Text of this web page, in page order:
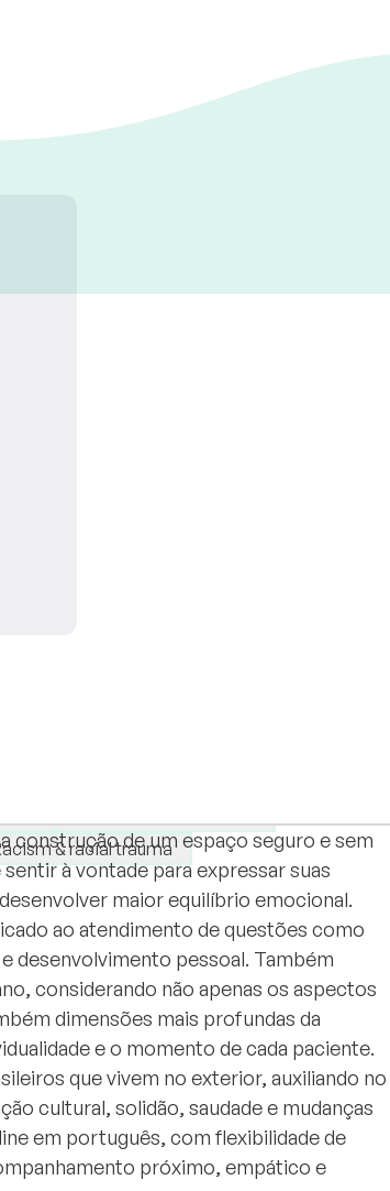
& racial trauma
construção de um espaço seguro e sem
à vontade para expressar suas
maior equilíbrio emocional.
ao atendimento de questões como
desenvolvimento pessoal. Também
considerando não apenas os aspectos
dimensões mais profundas da
e o momento de cada paciente.
que vivem no exterior, auxiliando no
cultural, solidão, saudade e mudanças
em português, com flexibilidade de
próximo, empático e